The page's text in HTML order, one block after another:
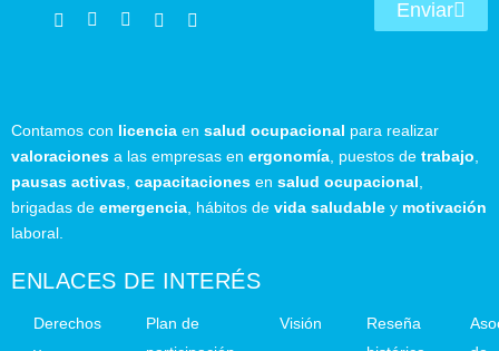
Enviar
Contamos con licencia en salud ocupacional para realizar
valoraciones a las empresas en ergonomía , puestos de trabajo
pausas activas capacitaciones en salud ocupacional
brigadas de emergencia , hábitos de vida saludable y motivación
laboral.
ENLACES DE INTERÉS
Derechos
Plan de
Visión
Reseña